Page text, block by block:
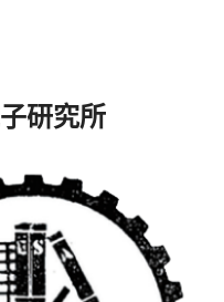
研究所